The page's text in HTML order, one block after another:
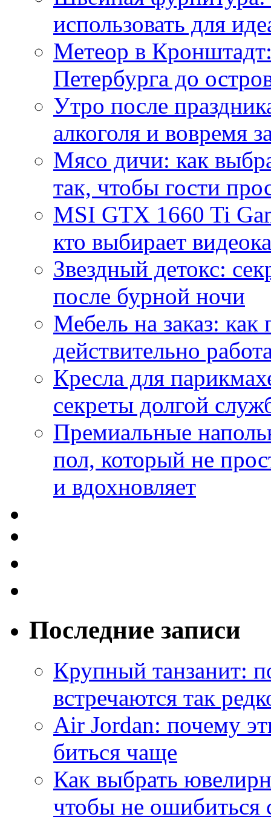
использовать для
Метеор в
Петербурга до
Утро после
алкоголя и вовремя
Мясо дичи: как
так, чтобы гости
MSI GTX 1660 Ti
кто выбирает
Звездный детокс:
после бурной ночи
Мебель на заказ:
действительно
Кресла для
секреты долгой
Премиальные
пол, который не
и вдохновляет
Последние записи
Крупный танзанит:
встречаются так
Air Jordan: почему
биться чаще
Как выбрать
чтобы не ошибиться